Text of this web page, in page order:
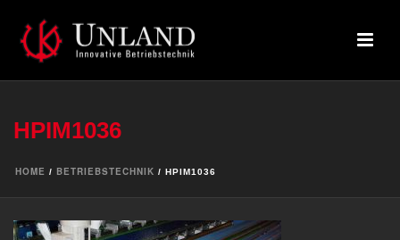
HPIM1036
HOME / BETRIEBSTECHNIK / HPIM1036